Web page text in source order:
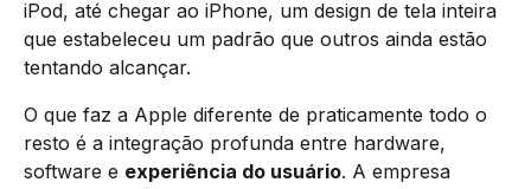
iPod, até chegar ao iPhone, um design de tela inteira
que estabeleceu um padrão que outros ainda estão
tentando alcançar.
O que faz a Apple diferente de praticamente todo o
resto é a integração profunda entre hardware,
software e experiência do usuário. A empresa